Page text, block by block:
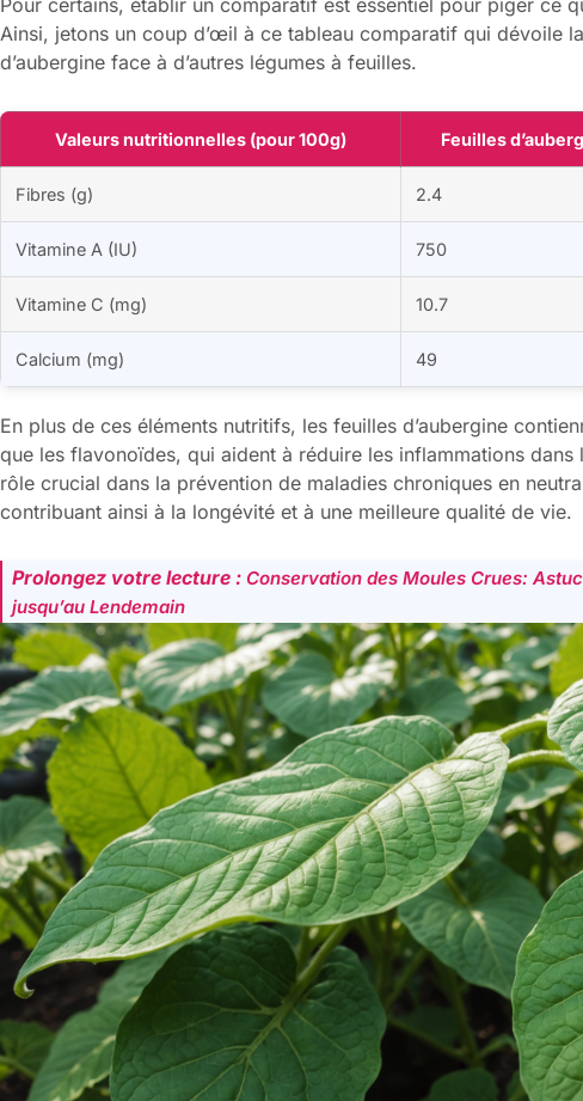
Pour certains, établir un comparatif est essentiel pour piger ce
Ainsi, jetons un coup d’œil à ce tableau comparatif qui dévoile
d’aubergine face à d’autres légumes à feuilles.
Valeurs nutritionnelles (pour 100g) Feuilles
Fibres (g) 2.4
Vitamine A (IU) 750
Vitamine C (mg) 10.7
Calcium (mg) 49
En plus de ces éléments nutritifs, les feuilles d’aubergine
que les flavonoïdes, qui aident à réduire les inflammations
rôle crucial dans la prévention de maladies chroniques en
contribuant ainsi à la longévité et à une meilleure qualité de vie.
Prolongez votre lecture : Conservation des Moules Crues:
jusqu’au Lendemain